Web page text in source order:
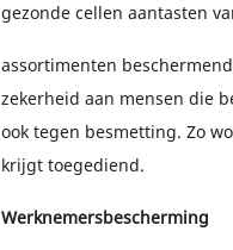
gezonde cellen aantasten
assortimenten
zekerheid aan mensen die
ook tegen besmetting. Zo
krijgt toegediend.
Werknemersbescherming